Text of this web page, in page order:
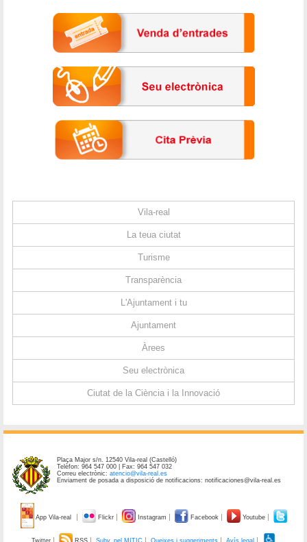
Vila-real
La teua ciutat
Turisme
Transparència
L'Ajuntament i tu
Ajuntament
Àrees
Seu electrònica
Ciutat de la Ciència i la Innovació
Plaça Major s/n. 12540 Vila-real (Castelló)
Telèfon: 964 547 000 | Fax: 964 547 032
Correu electrònic:atencio@vila-real.es
Enviament de posada a disposició de notificacions: notificaciones@vila-real.es
App Vila-real Flickr Instagram Facebook Youtube
Twitter RSS Subv. pel MITIC Queixes i suggeriments Avís legal